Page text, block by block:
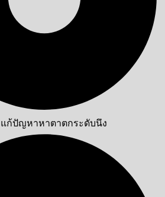
แก้ปัญหาหาตาตกระดับนึง